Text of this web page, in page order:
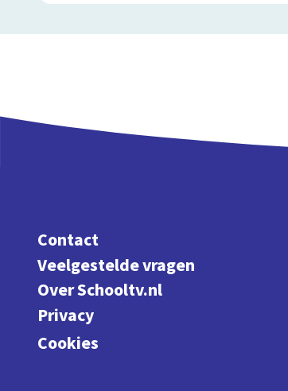
Contact
Veelgestelde vragen
Over Schooltv.nl
Privacy
Cookies